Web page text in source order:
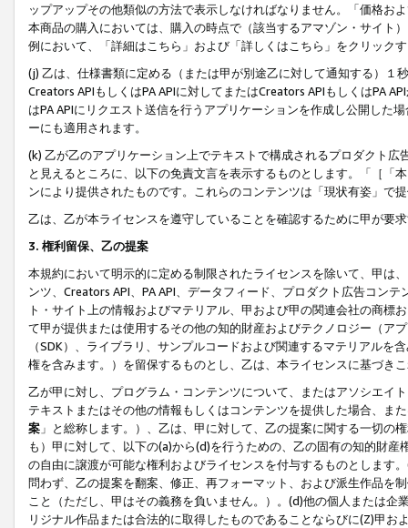
ップアップその他類似の方法で表示しなければなりません。「価格
本商品の購入においては、購入の時点で（該当するアマゾン・サイト
例において、「詳細はこちら」および「詳しくはこちら」をクリック
(j) 乙は、仕様書類に定める（または甲が別途乙に対して通知する）
Creators APIもしくはPA APIに対してまたはCreators APIもしくはPA
はPA APIにリクエスト送信を行うアプリケーションを作成し公開した
ーにも適用されます。
(k) 乙が乙のアプリケーション上でテキストで構成されるプロダクト
と見えるところに、以下の免責文言を表示するものとします。「［「
ンにより提供されたものです。これらのコンテンツは「現状有姿」で
乙は、乙が本ライセンスを遵守していることを確認するために甲が要
3. 権利留保、乙の提案
本規約において明示的に定める制限されたライセンスを除いて、甲は
ンツ、Creators API、PA API、データフィード、プロダクト広告コン
ト・サイト上の情報およびマテリアル、甲および甲の関連会社の商
て甲が提供または使用するその他の知的財産およびテクノロジー（ア
（SDK）、ライブラリ、サンプルコードおよび関連するマテリアル
権を含みます。）を留保するものとし、乙は、本ライセンスに基づき
乙が甲に対し、プログラム・コンテンツについて、またはアソシエイ
テキストまたはその他の情報もしくはコンテンツを提供した場合、ま
案 」と総称します。）、乙は、甲に対して、乙の提案に関する一切
も）甲に対して、以下の(a)から(d)を行うための、乙の固有の知的財
の自由に譲渡が可能な権利およびライセンスを付与するものとします
問わず、乙の提案を翻案、修正、再フォーマット、および派生作品を
こと（ただし、甲はその義務を負いません。）。(d)他の個人または
リジナル作品または合法的に取得したものであることならびに(Z)甲